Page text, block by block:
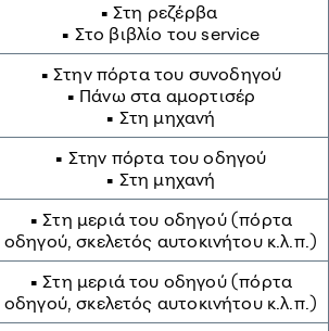
• Στη ρεζέρβα
• Στο βιβλίο του service
• Στην πόρτα του συνοδηγού
• Πάνω στα αμορτισέρ
• Στη μηχανή
• Στην πόρτα του οδηγού
• Στη μηχανή
• Στη μεριά του οδηγού (πόρτα
οδηγού, σκελετός αυτοκινήτου κ.λ.π.)
• Στη μεριά του οδηγού (πόρτα
οδηγού, σκελετός αυτοκινήτου κ.λ.π.)